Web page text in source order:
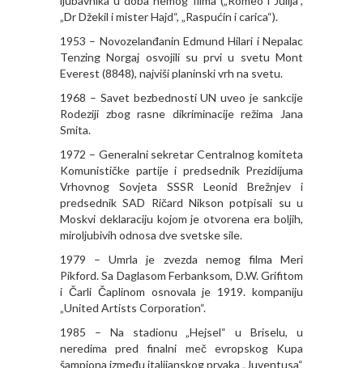
„Dr Džekil i mister Hajd“, „Raspućin i carica“).
1953 – Novozelanđanin Edmund Hilari i Nepalac
Tenzing Norgaj osvojili su prvi u svetu Mont
Everest (8848), najviši planinski vrh na svetu.
1968 – Savet bezbednosti UN uveo je sankcije
Rodeziji zbog rasne dikriminacije režima Jana
Smita.
1972 – Generalni sekretar Centralnog komiteta
Komunističke partije i predsednik Prezidijuma
Vrhovnog Sovjeta SSSR Leonid Brežnjev i
predsednik SAD Ričard Nikson potpisali su u
Moskvi deklaraciju kojom je otvorena era boljih,
miroljubivih odnosa dve svetske sile.
1979 – Umrla je zvezda nemog filma Meri
Pikford. Sa Daglasom Ferbanksom, D.W. Grifitom
i Čarli Čaplinom osnovala je 1919. kompaniju
„United Artists Corporation“.
1985 – Na stadionu „Hejsel“ u Briselu, u
neredima pred finalni meč evropskog Kupa
šampiona između italijanskog prvaka „Juventusa“